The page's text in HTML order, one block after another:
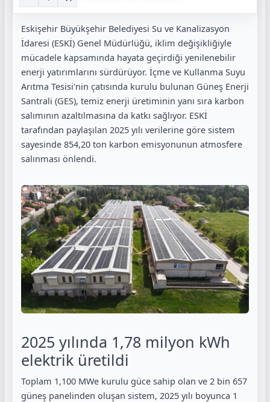
Eskişehir Büyükşehir Belediyesi Su ve Kanalizasyon
İdaresi (ESKİ) Genel Müdürlüğü, iklim değişikliğiyle
mücadele kapsamında hayata geçirdiği yenilenebilir
enerji yatırımlarını sürdürüyor. İçme ve Kullanma Suyu
Arıtma Tesisi'nin çatısında kurulu bulunan Güneş Enerji
Santrali (GES), temiz enerji üretiminin yanı sıra karbon
salımının azaltılmasına da katkı sağlıyor. ESKİ
tarafından paylaşılan 2025 yılı verilerine göre sistem
sayesinde 854,20 ton karbon emisyonunun atmosfere
salınması önlendi.
2025 yılında 1,78 milyon kWh
elektrik üretildi
Toplam 1,100 MWe kurulu güce sahip olan ve 2 bin 657
güneş panelinden oluşan sistem, 2025 yılı boyunca 1